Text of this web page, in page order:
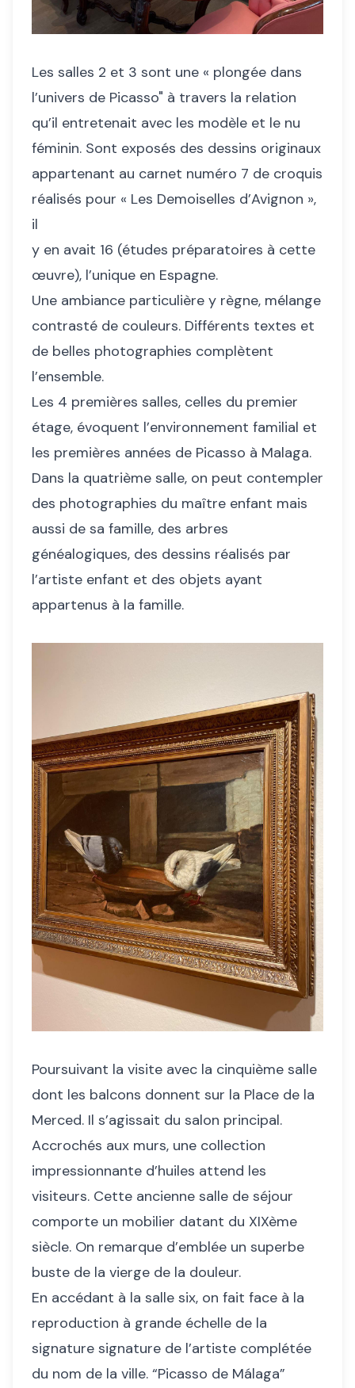
Les salles 2 et 3 sont une « plongée dans
l’univers de Picasso" à travers la relation
qu’il entretenait avec les modèle et le nu
féminin. Sont exposés des dessins originaux
appartenant au carnet numéro 7 de croquis
réalisés pour « Les Demoiselles d’Avignon »,
il
y en avait 16 (études préparatoires à cette
œuvre), l’unique en Espagne.
Une ambiance particulière y règne, mélange
contrasté de couleurs. Différents textes et
de belles photographies complètent
l’ensemble.
Les 4 premières salles, celles du premier
étage, évoquent l’environnement familial et
les premières années de Picasso à Malaga.
Dans la quatrième salle, on peut contempler
des photographies du maître enfant mais
aussi de sa famille, des arbres
généalogiques, des dessins réalisés par
l’artiste enfant et des objets ayant
appartenus à la famille.
Poursuivant la visite avec la cinquième salle
dont les balcons donnent sur la Place de la
Merced. Il s’agissait du salon principal.
Accrochés aux murs, une collection
impressionnante d’huiles attend les
visiteurs. Cette ancienne salle de séjour
comporte un mobilier datant du XIXème
siècle. On remarque d’emblée un superbe
buste de la vierge de la douleur.
En accédant à la salle six, on fait face à la
reproduction à grande échelle de la
signature signature de l’artiste complétée
du nom de la ville. “Picasso de Málaga”